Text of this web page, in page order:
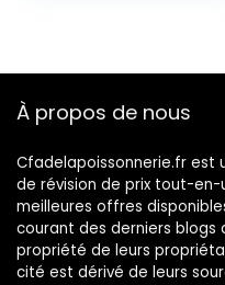
À propos de nous
Cfadelapoissonnerie.fr est
de révision de prix tout-
meilleures offres
courant des derniers blogs
propriété de leurs
cité est dérivé de leurs